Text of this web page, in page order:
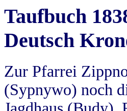
Taufbuch
Deutsch
Zur Pfarrei
(Sypnywo) noch